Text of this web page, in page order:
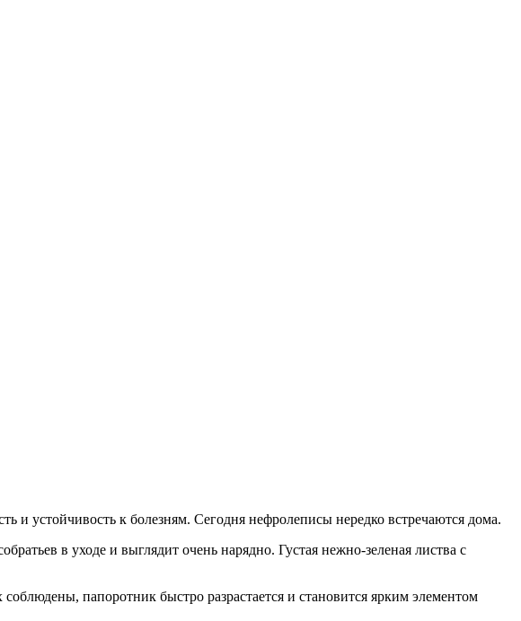
устойчивость к болезням. Сегодня нефролеписы нередко встречаются дома.
в уходе и выглядит очень нарядно. Густая нежно-зеленая листва с
папоротник быстро разрастается и становится ярким элементом